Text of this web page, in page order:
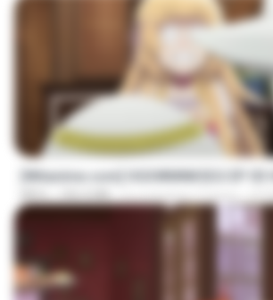
[Witanime.com] OGSWMNKSD2 EP 03
MP4 190.4 MB il y a environ 17 jours